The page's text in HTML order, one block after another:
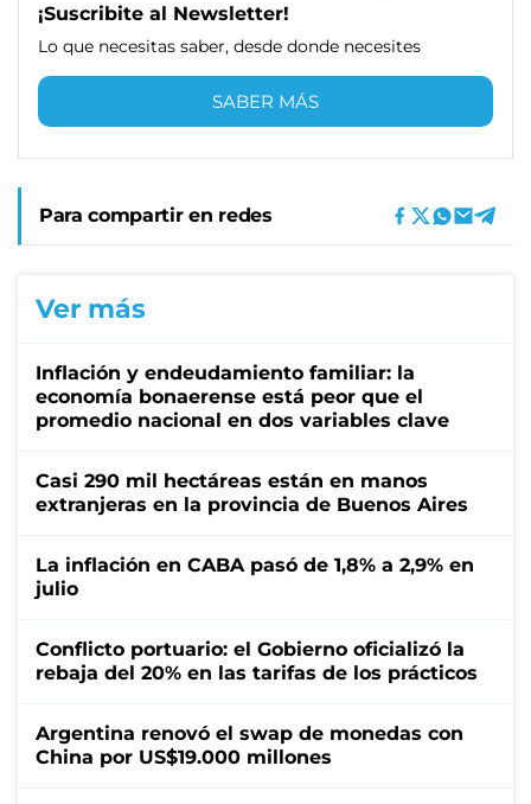
¡Suscribite al Newsletter!
Lo que necesitas saber, desde donde necesites
SABER MÁS
Para compartir en redes
Ver más
Inflación y endeudamiento familiar: la
economía bonaerense está peor que el
promedio nacional en dos variables clave
Casi 290 mil hectáreas están en manos
extranjeras en la provincia de Buenos Aires
La inflación en CABA pasó de 1,8% a 2,9% en
julio
Conflicto portuario: el Gobierno oficializó la
rebaja del 20% en las tarifas de los prácticos
Argentina renovó el swap de monedas con
China por US$19.000 millones